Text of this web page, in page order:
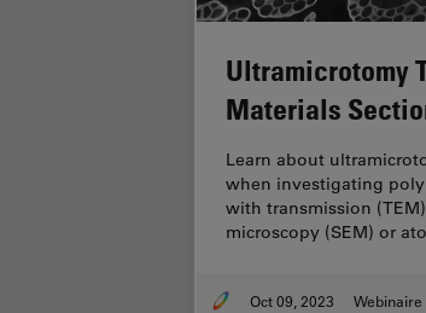
Ultramicrotomy
Materials
Learn about
when investigating
with transmission
microscopy (SEM) or
Oct 09, 2023 Webinaire